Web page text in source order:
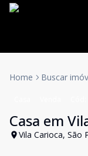
Home Buscar
Casa em
Vila Carioca, São